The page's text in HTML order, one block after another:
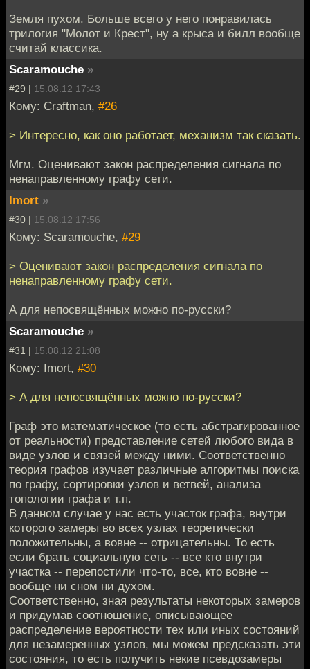
Земля пухом. Больше всего у него понравилась
трилогия "Молот и Крест", ну а крыса и билл вообще
считай классика.
Scaramouche »
#29 | 15.08.12 17:43
Кому: Craftman, #26
> Интересно, как оно работает, механизм так сказать.
Мгм. Оценивают закон распределения сигнала по
ненаправленному графу сети.
Imort »
#30 | 15.08.12 17:56
Кому: Scaramouche, #29
> Оценивают закон распределения сигнала по
ненаправленному графу сети.
А для непосвящённых можно по-русски?
Scaramouche »
#31 | 15.08.12 21:08
Кому: Imort, #30
> А для непосвящённых можно по-русски?
Граф это математическое (то есть абстрагированное
от реальности) представление сетей любого вида в
виде узлов и связей между ними. Соответственно
теория графов изучает различные алгоритмы поиска
по графу, сортировки узлов и ветвей, анализа
топологии графа и т.п.
В данном случае у нас есть участок графа, внутри
которого замеры во всех узлах теоретически
положительны, а вовне -- отрицательны. То есть
если брать социальную сеть -- все кто внутри
участка -- перепостили что-то, все, кто вовне --
вообще ни сном ни духом.
Соответственно, зная результаты некоторых замеров
и придумав соотношение, описывающее
распределение вероятности тех или иных состояний
для незамеренных узлов, мы можем предсказать эти
состояния, то есть получить некие псевдозамеры